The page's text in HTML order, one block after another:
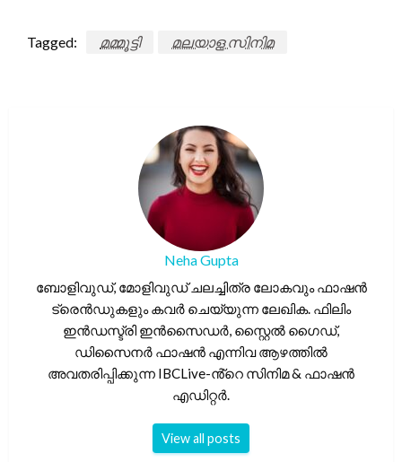
Tagged: മമ്മൂട്ടി മലയാള സിനിമ
Neha Gupta
ബോളിവുഡ്, മോളിവുഡ് ചലച്ചിത്ര ലോകവും ഫാഷൻ
ട്രെൻഡുകളും കവർ ചെയ്യുന്ന ലേഖിക. ഫിലിം
ഇൻഡസ്ട്രി ഇൻസൈഡർ, സ്റ്റൈൽ ഗൈഡ്,
ഡിസൈനർ ഫാഷൻ എന്നിവ ആഴത്തിൽ
അവതരിപ്പിക്കുന്ന IBCLive-ൻ്റെ സിനിമ & ഫാഷൻ
എഡിറ്റർ.
View all posts